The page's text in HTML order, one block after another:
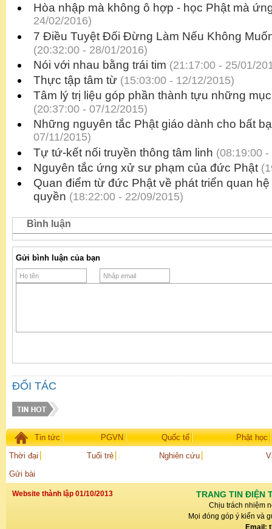
Hòa nhập mà không ô hợp - học Phật mà
24/02/2016)
7 Điều Tuyệt Đối Đừng Làm Nếu Không
(20:32:00 - 28/01/2016)
Nói với nhau bằng trái tim (21:17:00 - 25/01/
Thực tập tâm từ (15:03:00 - 12/12/2015)
Tâm lý trị liệu góp phần thành tựu những
(20:37:00 - 07/12/2015)
Những nguyên tắc Phật giáo dành cho bất
07/11/2015)
Tự tứ-kết nối truyền thông tâm linh (08:19:00
Nguyên tắc ứng xử sư phạm của đức Phật
Quan điểm từ đức Phật về phát triển quan
quyền (18:22:00 - 22/09/2015)
Bình luận
Gửi bình luận của bạn
ĐỐI TÁC
Tin tức PGVN Quốc tế
Phật học
Thời đại
Tuổi trẻ Nghiên cứu
Gửi bài
Website thành lập 01/10/2013 TRANG TIN ĐIỆN
Chịu trách nhiệm
Mọi đóng góp ý kiến và